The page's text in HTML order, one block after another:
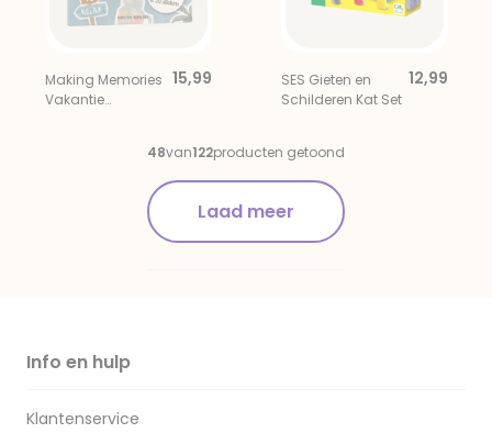
Making Memories
Vakantie
15,99
SES Gieten en
Schilderen Kat Set
12,99
48van122producten getoond
Laad meer
Info en hulp
Klantenservice